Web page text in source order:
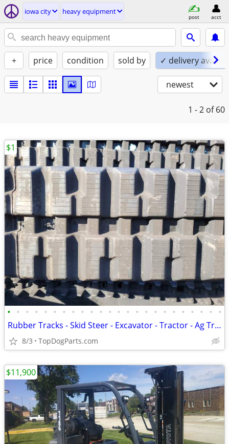
iowa city heavy equipment
post acct
+ price condition sold by ✓ delivery
newest
1 - 2 of 60
• • • • • • • • • • • • • • • • • • • • • • • •
Rubber Tracks - Skid Steer - Excavator - Tractor - Ag Track
8/3 TopDogParts.com
$1
$11,900